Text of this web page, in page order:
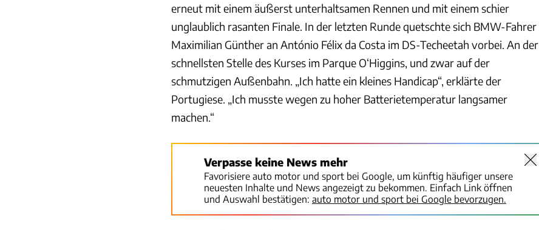
erneut mit einem äußerst unterhaltsamen Rennen und mit einem schier
unglaublich rasanten Finale. In der letzten Runde quetschte sich BMW-Fahrer
Maximilian Günther an António Félix da Costa im DS-Techeetah vorbei. An der
schnellsten Stelle des Kurses im Parque O‘Higgins, und zwar auf der
schmutzigen Außenbahn. „Ich hatte ein kleines Handicap“, erklärte der
Portugiese. „Ich musste wegen zu hoher Batterietemperatur langsamer
machen.“
Verpasse keine News mehr
Favorisiere auto motor und sport bei Google, um künftig häufiger unsere
neuesten Inhalte und News angezeigt zu bekommen. Einfach Link öffnen
und Auswahl bestätigen: auto motor und sport bei Google bevorzugen.